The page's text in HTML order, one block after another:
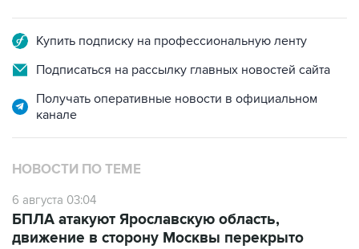
Купить подписку на профессиональную ленту
Подписаться на рассылку главных новостей сайта
Получать оперативные новости в официальном
канале
НОВОСТИ ПО ТЕМЕ
6 августа 03:04
БПЛА атакуют Ярославскую область,
движение в сторону Москвы перекрыто